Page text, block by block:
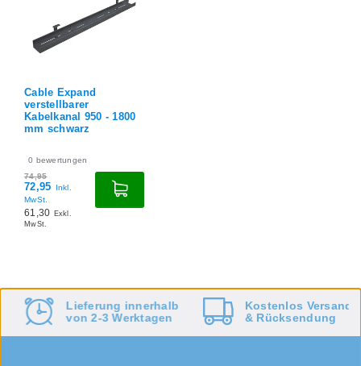
Cable Expand
verstellbarer
Kabelkanal 950 - 1800
mm schwarz
0 bewertungen
74,95
72,95
Inkl.
MwSt.
61,30 Exkl.
MwSt.
Lieferung innerhalb
von 2-3 Werktagen
KostenlosVersand
&
Rücksendung